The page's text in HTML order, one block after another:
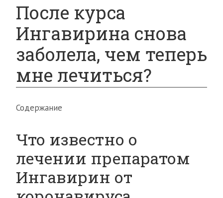
После курса
Ингавирина снова
заболела, чем теперь
мне лечиться?
Содержание
Что известно о
лечении препаратом
Ингавирин от